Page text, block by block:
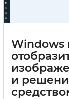
Windows
и